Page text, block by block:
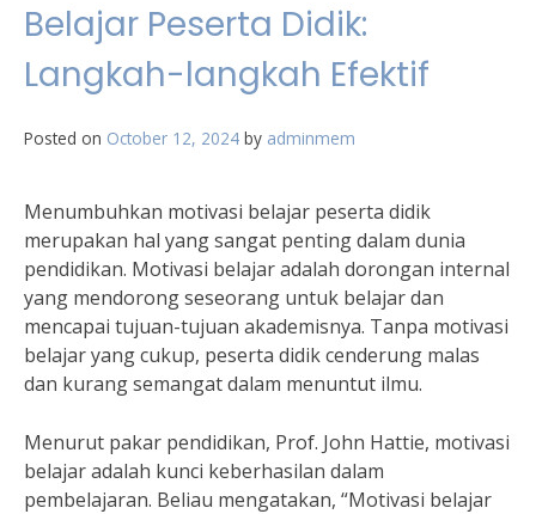
Belajar Peserta Didik:
Langkah-langkah Efektif
Posted on October 12, 2024 by adminmem
Menumbuhkan motivasi belajar peserta didik
merupakan hal yang sangat penting dalam dunia
pendidikan. Motivasi belajar adalah dorongan internal
yang mendorong seseorang untuk belajar dan
mencapai tujuan-tujuan akademisnya. Tanpa motivasi
belajar yang cukup, peserta didik cenderung malas
dan kurang semangat dalam menuntut ilmu.
Menurut pakar pendidikan, Prof. John Hattie, motivasi
belajar adalah kunci keberhasilan dalam
pembelajaran. Beliau mengatakan, “Motivasi belajar